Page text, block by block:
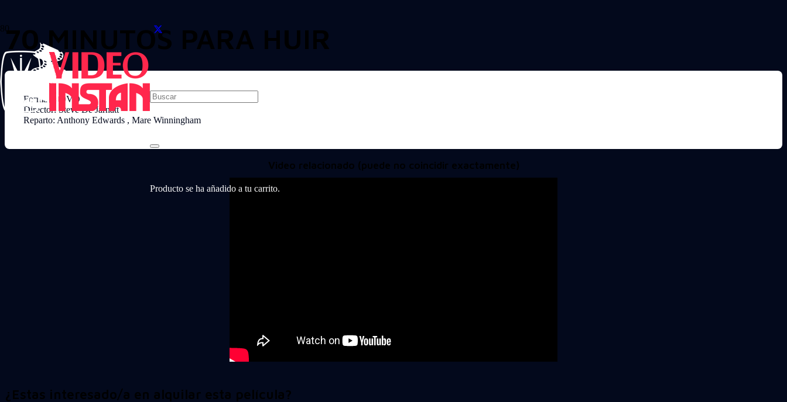
Producto se ha añadido a tu carrito.
70 MINUTOS PARA HUIR
Formato: DVD
Director: Steve De Jarnatt
Reparto: Anthony Edwards , Mare Winningham
Video relacionado (puede no coincidir exactamente)
¿Estas interesado/a en alquilar esta película?